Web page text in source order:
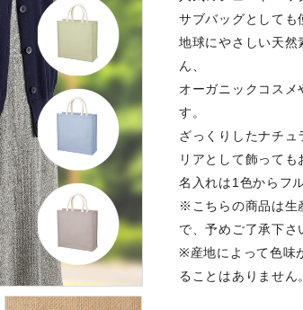
サブバッグとしても
地球にやさしい天然
ん、
オーガニックコス
す。
ざっくりしたナチ
リアとして飾っても
名入れは1色からフ
※こちらの商品は生
で、予めご了承下さ
※産地によって色味
ることはありません。